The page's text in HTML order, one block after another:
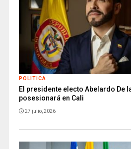
POLITICA
El presidente electo Abelardo De
posesionará en Cali
27 julio, 2026